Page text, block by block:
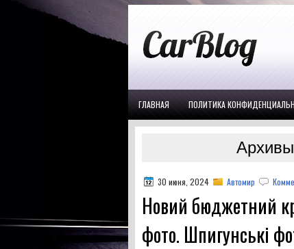
ГЛАВНАЯ ПОЛИТИКА
30 июня, 2024 Автомир
Новий бюджетний
фото. Шпигунські